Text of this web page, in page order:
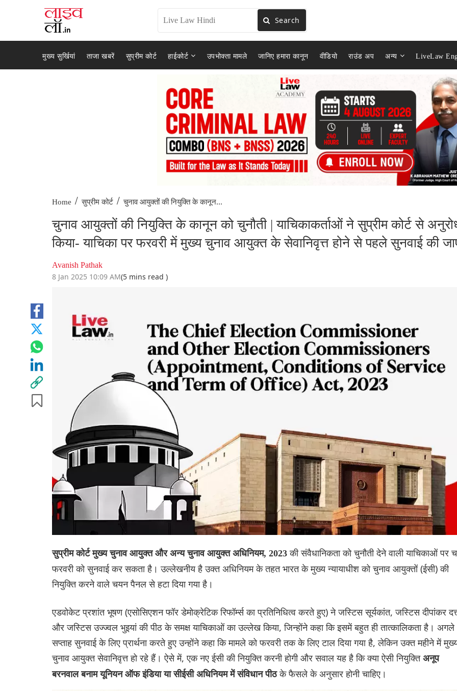
Search
मुख्य सुर्खियां ताजा खबरें सुप्रीम कोर्ट हाईकोर्ट उपभोक्ता मामले जानिए हमारा कानून वीडियो राउंड अप अन्य LiveLaw
Home / सुप्रीम कोर्ट / चुनाव आयुक्तों की नियुक्ति के कानून...
चुनाव आयुक्तों की नियुक्ति के कानून को चुनौती | याचिकाकर्ताओं ने सुप्रीम कोर्ट से
किया- याचिका पर फरवरी में मुख्य चुनाव आयुक्त के सेवानिवृत्त होने से पहले सुनवाई की
Avanish Pathak
8 Jan 2025 10:09 AM(5 mins read )
सुप्रीम कोर्ट मुख्य चुनाव आयुक्त और अन्य चुनाव आयुक्त अधिनियम, 2023की संवैधानिकता को चुनौती देने वाली याचिकाओं पर
फरवरी को सुनवाई कर सकता है। उल्लेखनीय है उक्त अधिनियम के तहत भारत के मुख्य न्यायाधीश को चुनाव आयुक्तों (ईसी) की
नियुक्ति करने वाले चयन पैनल से हटा दिया गया है।
एडवोकेट प्रशांत भूषण (एसोसिएशन फॉर डेमोक्रेटिक रिफॉर्म्स का प्रतिनिधित्व करते हुए) ने जस्टिस सूर्यकांत, जस्टिस दीपांकर
और जस्टिस उज्ज्वल भुइयां की पीठ के समक्ष याचिकाओं का उल्लेख किया, जिन्होंने कहा कि इसमें बहुत ही तात्कालिकता है। अगले
सप्ताह सुनवाई के लिए प्रार्थना करते हुए उन्होंने कहा कि मामले को फरवरी तक के लिए टाल दिया गया है, लेकिन उक्त महीने में
चुनाव आयुक्त सेवानिवृत्त हो रहे हैं। ऐसे में, एक नए ईसी की नियुक्ति करनी होगी और सवाल यह है कि क्या ऐसी नियुक्ति अनूप
बरनवाल बनाम यूनियन ऑफ इंडिया या सीईसी अधिनियम में संविधान पीठके फैसले के अनुसार होनी चाहिए।